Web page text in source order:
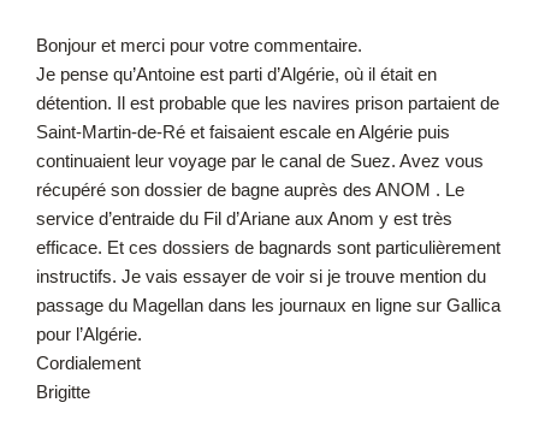
Bonjour et merci pour votre commentaire.
Je pense qu’Antoine est parti d’Algérie, où il était en
détention. Il est probable que les navires prison partaient de
Saint-Martin-de-Ré et faisaient escale en Algérie puis
continuaient leur voyage par le canal de Suez. Avez vous
récupéré son dossier de bagne auprès des ANOM . Le
service d’entraide du Fil d’Ariane aux Anom y est très
efficace. Et ces dossiers de bagnards sont particulièrement
instructifs. Je vais essayer de voir si je trouve mention du
passage du Magellan dans les journaux en ligne sur Gallica
pour l’Algérie.
Cordialement
Brigitte